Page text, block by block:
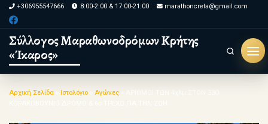
Skip to content
+306955547666 8:00-2:00 & 17:00-21:00 marathoncreta@gmail.com
Σύλλογος Μαραθωνοδρόμων Κρήτης
«Ίκαρος»
Search
Αρχική Σελίδα Ιστολόγιο Αγώνες